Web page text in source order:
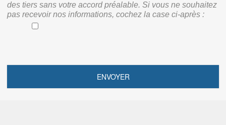
des tiers sans votre accord préalable. Si vous ne souhaitez
pas recevoir nos informations, cochez la case ci-après :